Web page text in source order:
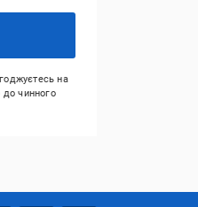
на
до чинного